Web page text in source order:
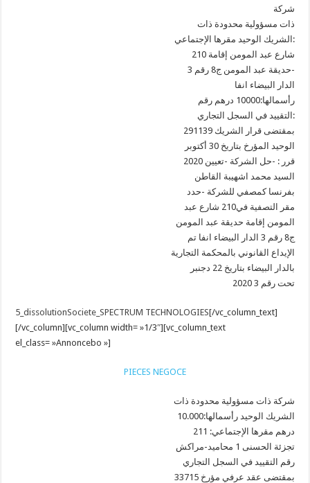
شركة
ذات مسؤولية محدودة ذات
الشريك الوحيد مقرها الإجتماعي:
210 شارع عبد المومن إقامة
حديقة عبد المومن ج8 رقم 3-
الدار البيضاء انفا
رأسمالها:10000 درهم رقم
التقييد في السجل التجاري:
291139 بمقتضى قرار الشريك
الوحيد المؤرخ بتاريخ 30 أكتوبر
2020 قرر : -حل الشركة -تعيين
السيد محمد اشهيبة القاطن
بفرنسا كمصفي للشركة -حدد
مقر التصفية في210 شارع عبد
المومن إقامة حديقة عبد المومن
ج8 رقم 3 الدار البيضاء انفا تم
الإيداع القانوني بالمحكمة التجارية
بالدار البيضاء بتاريخ 22 دجنبر
2020 تحت رقم 3
5_dissolutionSociete_SPECTRUM TECHNOLOGIES[/vc_column_text]
[/vc_column][vc_column width= »1/3″][vc_column_text
el_class= »Annoncebo »]
PIECES NEGOCE
شركة ذات مسؤولية محدودة ذات
الشريك الوحيد رأسمالها:10.000
درهم مقرها الإجتماعي: 211
تجزئة الحسنى 1 محاميد-مراكش
رقم التقييد في السجل التجاري
33715 بمقتضى عقد عرفي مؤرخ